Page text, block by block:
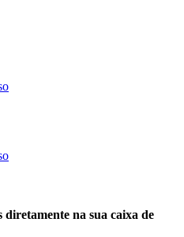
diretamente na sua caixa de